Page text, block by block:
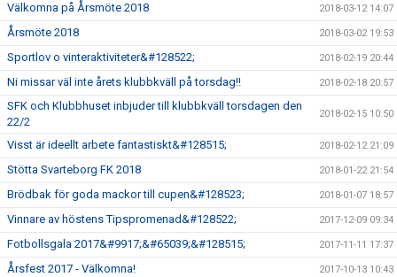
Välkomna på Årsmöte 2018 2018-03-12 14:07
Årsmöte 2018 2018-03-02 19:53
Sportlov o vinteraktiviteter&#128522; 2018-02-19 20:44
Ni missar väl inte årets klubbkväll på torsdag!! 2018-02-18 20:57
SFK och Klubbhuset inbjuder till klubbkväll torsdagen den
22/2
2018-02-15 10:50
Visst är ideellt arbete fantastiskt&#128515; 2018-02-12 21:09
Stötta Svarteborg FK 2018 2018-01-22 21:54
Brödbak för goda mackor till cupen&#128523; 2018-01-07 18:57
Vinnare av höstens Tipspromenad&#128522; 2017-12-09 09:34
Fotbollsgala 2017&#9917;&#65039;&#128515; 2017-11-11 17:37
Årsfest 2017 - Välkomna! 2017-10-13 10:43